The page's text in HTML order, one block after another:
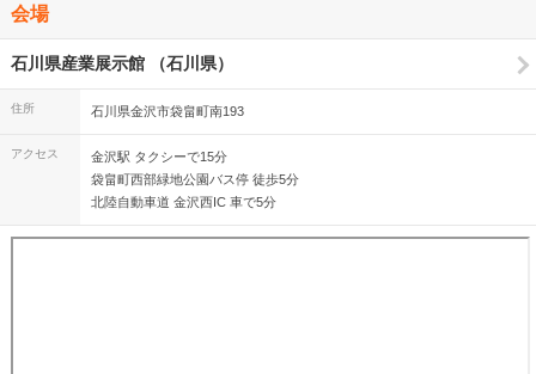
会場
石川県産業展示館 （石川県）
住所 石川県金沢市袋畠町南193
アクセス
金沢駅 タクシーで15分
袋畠町西部緑地公園バス停 徒歩5分
北陸自動車道 金沢西IC 車で5分